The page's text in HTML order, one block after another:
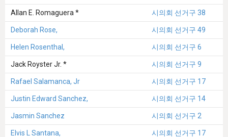
Allan E. Romaguera * 시의회 선거구 38
Deborah Rose, 시의회 선거구 49
Helen Rosenthal, 시의회 선거구 6
Jack Royster Jr. * 시의회 선거구 9
Rafael Salamanca, Jr 시의회 선거구 17
Justin Edward Sanchez, 시의회 선거구 14
Jasmin Sanchez 시의회 선거구 2
Elvis L Santana, 시의회 선거구 17